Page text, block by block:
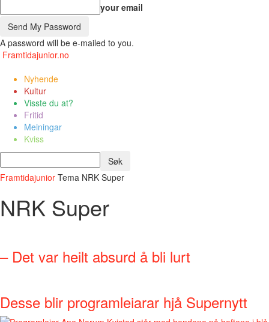
your email
A password will be e-mailed to you.
Framtidajunior.no
Nyhende
Kultur
Visste du at?
Fritid
Meiningar
Kviss
Framtidajunior Tema NRK Super
NRK Super
– Det var heilt absurd å bli lurt
Desse blir programleiarar hjå Supernytt